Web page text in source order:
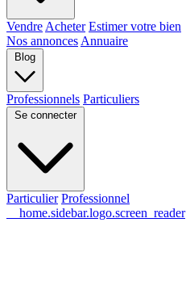
Vendre Acheter Estimer votre bien
Nos annonces Annuaire
Blog
Professionnels Particuliers
Se connecter
Particulier Professionnel
__home.sidebar.logo.screen_reader